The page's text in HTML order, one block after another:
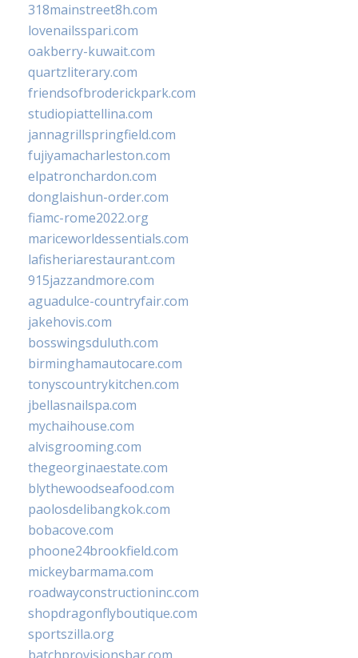
318mainstreet8h.com
lovenailsspari.com
oakberry-kuwait.com
quartzliterary.com
friendsofbroderickpark.com
studiopiattellina.com
jannagrillspringfield.com
fujiyamacharleston.com
elpatronchardon.com
donglaishun-order.com
fiamc-rome2022.org
mariceworldessentials.com
lafisheriarestaurant.com
915jazzandmore.com
aguadulce-countryfair.com
jakehovis.com
bosswingsduluth.com
birminghamautocare.com
tonyscountrykitchen.com
jbellasnailspa.com
mychaihouse.com
alvisgrooming.com
thegeorginaestate.com
blythewoodseafood.com
paolosdelibangkok.com
bobacove.com
phoone24brookfield.com
mickeybarmama.com
roadwayconstructioninc.com
shopdragonflyboutique.com
sportszilla.org